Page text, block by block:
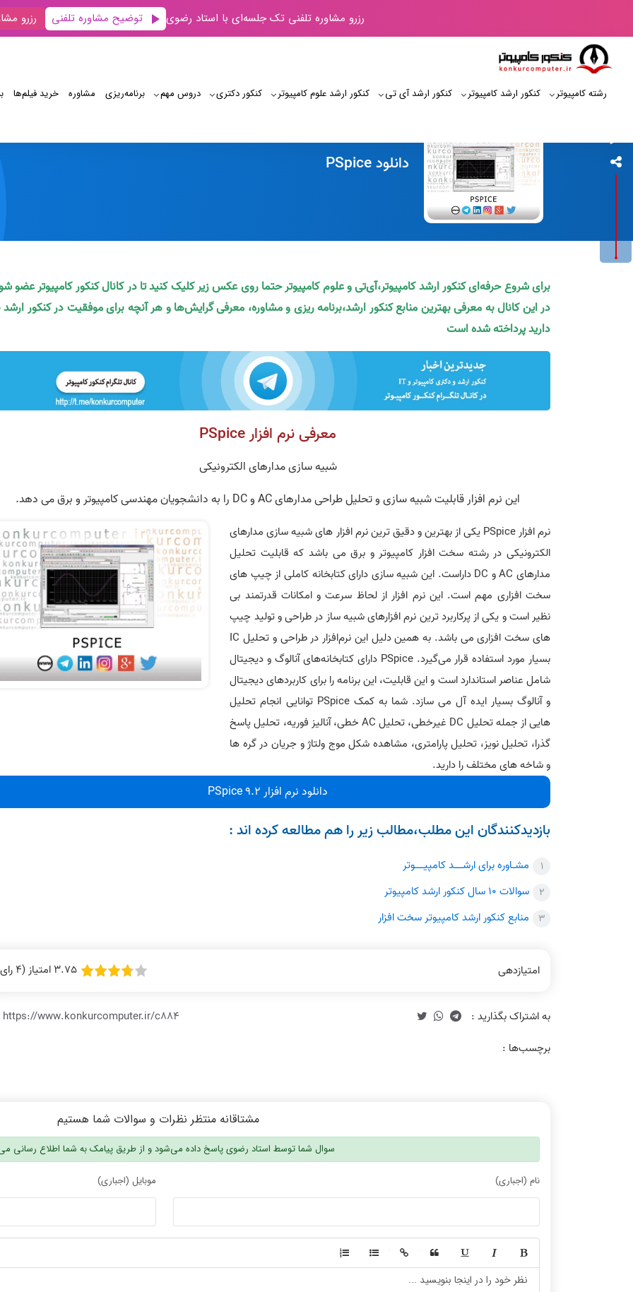
رزرو مشاوره تلفنی تک جلسه‌ای با استاد رضوی توضیح مشاوره تلفنی رزرو
رشته کامپیوتر کنکور ارشد کامپیوتر کنکور ارشد آی‌ تی کنکور ارشد علوم کامپیوتر کنکور دکتری دروس مهم برنامه‌‌ریزی مشاوره خرید فیلم‌ها
دانلود PSpice
برای شروع حرفه‌ای کنکور ارشد کامپیوتر،آی‌تی و علوم کامپیوتر حتما روی عکس زیر کلیک کنید تا در کانال کنکور کامپیوتر عضو
در این کانال به معرفی بهترین منابع کنکور ارشد،برنامه ریزی و مشاوره، معرفی گرایش‌ها و هر آنچه برای موفقیت در کنکور ارشد
دارید پرداخته شده است
معرفی نرم افزار PSpice
شبیه سازی مدارهای الکترونیکی
این نرم افزار قابلیت شبیه سازی و تحلیل طراحی مدارهای AC و DC را به دانشجویان مهندسی کامپیوتر و برق می دهد.
نرم افزار PSpice یکی از بهترین و دقیق ترین نرم افزار های شبیه سازی مدارهای
الکترونیکی در رشته سخت افزار کامپیوتر و برق می باشد که قابلیت تحلیل
مدارهای AC و DC داراست. این شبیه سازی دارای کتابخانه کاملی از چیپ های
سخت افزاری مهم است. این نرم افزار از لحاظ سرعت و امکانات قدرتمند بی
نظیر است و یکی از پرکاربرد ترین نرم افزارهای شبیه ساز در طراحی و تولید چیپ
های سخت افزاری می باشد. به همین دلیل این نرم‌افزار در طراحی و تحلیل IC
بسیار مورد استفاده قرار می‌گیرد. PSpice دارای کتابخانه‌های آنالوگ و دیجیتال
شامل عناصر استاندارد است و این قابلیت، این برنامه را برای کاربردهای دیجیتال
و آنالوگ بسیار ایده آل می سازد. شما به کمک PSpice توانایی انجام تحلیل
هایی از جمله تحلیل DC غیرخطی، تحلیل AC خطی، آنالیز فوریه، تحلیل پاسخ
گذرا، تحلیل نویز، تحلیل پارامتری، مشاهده شکل موج ولتاژ و جریان در گره ها
و شاخه های مختلف را دارید.
دانلود نرم افزار PSpice 9.2
بازدیدکنندگان این مطلب،مطالب زیر را هم مطالعه کرده اند :
مشـاوره برای ارشـــد کامپیـــوتر
سوالات 10 سال کنکور ارشد کامپیوتر
منابع کنکور ارشد کامپیوتر سخت افزار
امتیازدهی 3.75 امتیاز (4 رای)
https://www.konkurcomputer.ir/c884
برچسب‌ها :
مشتاقانه منتظر نظرات و سوالات شما هستیم
سوال شما توسط استاد رضوی پاسخ داده می‌شود و از طریق پیامک به شما اطلاع رسانی
نام (اجباری) موبایل (اجباری)
-
-
-
-